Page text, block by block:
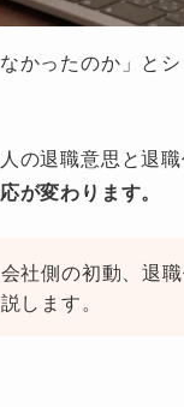
かったのか」と
の退職意思と退
が変わります。
社側の初動、退
します。